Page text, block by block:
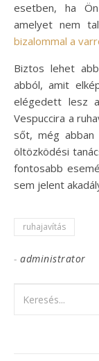
esetben, ha
amelyet nem
bizalommal a
Biztos lehet
abból, amit
elégedett lesz
Vespuccira a
sőt, még
öltözködési
fontosabb
sem jelent
ruhajavítás
- administrator